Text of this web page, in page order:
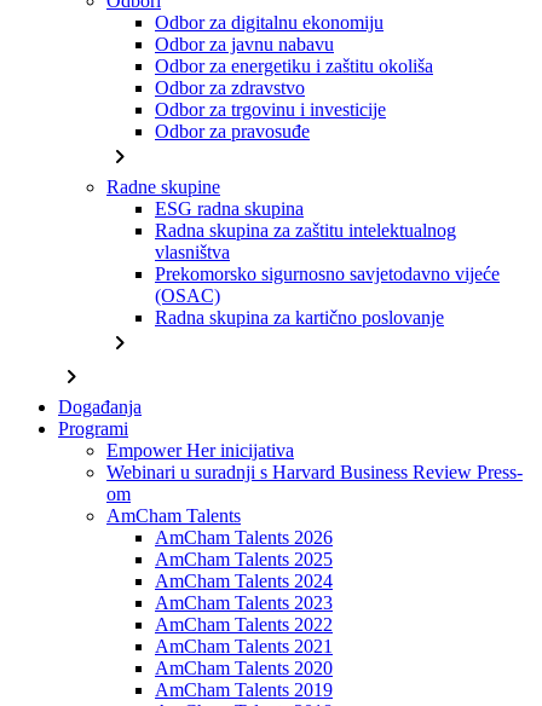
Odbor za digitalnu ekonomiju
Odbor za javnu nabavu
Odbor za energetiku i zaštitu okoliša
Odbor za zdravstvo
Odbor za trgovinu i investicije
Odbor za pravosuđe
chevron_right
Radne skupine
ESG radna skupina
Radna skupina za zaštitu intelektualnog
vlasništva
Prekomorsko sigurnosno savjetodavno vijeće
(OSAC)
Radna skupina za kartično poslovanje
chevron_right
chevron_right
Događanja
Programi
Empower Her inicijativa
Webinari u suradnji s Harvard Business Review Press-
om
AmCham Talents
AmCham Talents 2026
AmCham Talents 2025
AmCham Talents 2024
AmCham Talents 2023
AmCham Talents 2022
AmCham Talents 2021
AmCham Talents 2020
AmCham Talents 2019